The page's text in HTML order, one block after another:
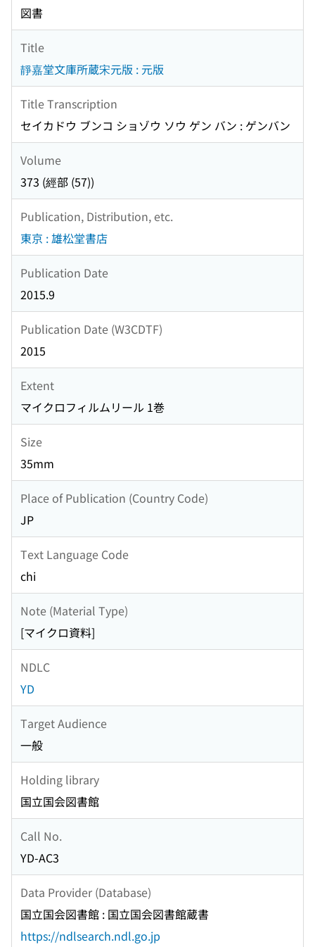
図書
Title
靜嘉堂文庫所蔵宋元版 : 元版
Title Transcription
セイカドウ ブンコ ショゾウ ソウ ゲン バン : ゲンバン
Volume
373 (經部 (57))
Publication, Distribution, etc.
東京 : 雄松堂書店
Publication Date
2015.9
Publication Date (W3CDTF)
2015
Extent
マイクロフィルムリール 1巻
Size
35mm
Place of Publication (Country Code)
JP
Text Language Code
chi
Note (Material Type)
[マイクロ資料]
NDLC
YD
Target Audience
一般
Holding library
国立国会図書館
Call No.
YD-AC3
Data Provider (Database)
国立国会図書館 : 国立国会図書館蔵書
https://ndlsearch.ndl.go.jp